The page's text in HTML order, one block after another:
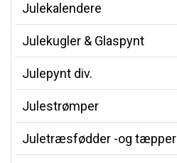
Julekalendere
Julekugler & Glaspynt
Julepynt div.
Julestrømper
Juletræsfødder -og tæpper